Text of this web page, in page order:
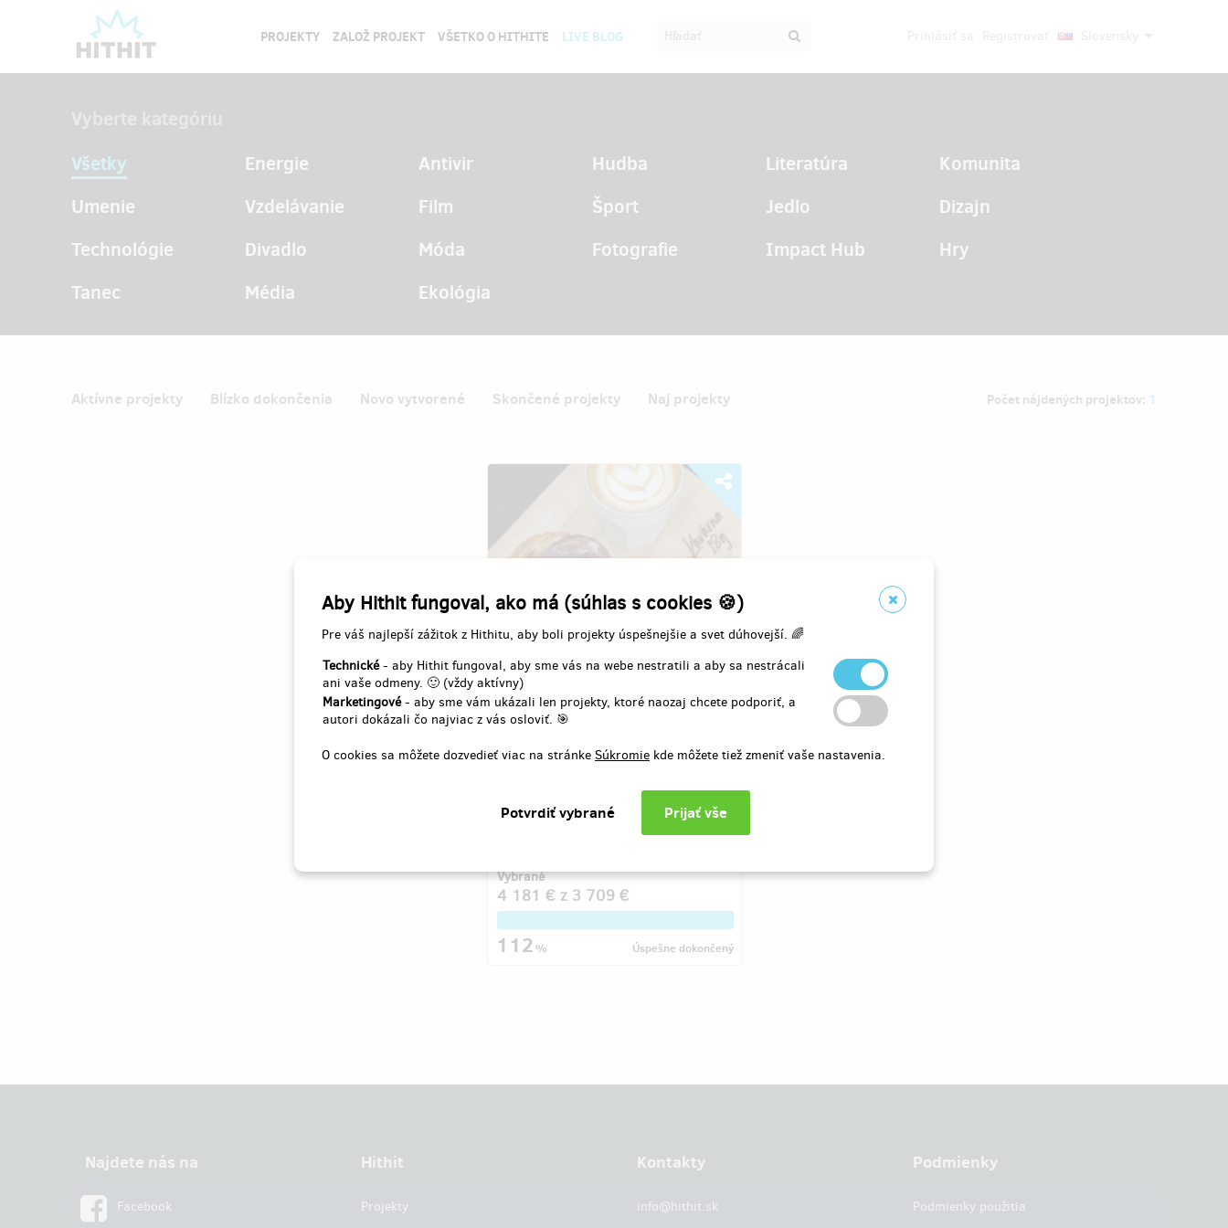
Aby Hithit fungoval, ako má (súhlas s cookies 🍪)
Pre váš najlepší zážitok z Hithitu, aby boli projekty úspešnejšie a svet dúhovejší. 🌈
Technické- aby Hithit fungoval, aby sme vás na webe nestratili a aby sa nestrácali
ani vaše odmeny. 🙂 (vždy aktívny)
Marketingové- aby sme vám ukázali len projekty, ktoré naozaj chcete podporiť, a
autori dokázali čo najviac z vás osloviť. 🎯
O cookies sa môžete dozvedieť viac na stránke Súkromie kde môžete tiež zmeniť vaše nastavenia.
PROJEKTY ZALOŽ PROJEKT VŠETKO O HITHITE LIVE BLOG
Všetky
Energie Antivir Hudba Literatúra
Komunita
Umenie
Vzdelávanie Film Šport Jedlo
Dizajn
Technológie
Divadlo Móda Fotografie Impact Hub
Hry
Tanec
Média Ekológia
Aktívne projekty Blízko dokončenia Novo vytvorené Skončené projekty Naj projekty Počet nájdených projektov: 1
Kavárna 18g v novém a větším
kabátě
Autor: Nikola Moníková
mačká v malém prostoru v pasáži, kam
Stěhujeme se do většího a potřebujeme
rekonstrukci prostoru na best place in
Mariánky na Hlavní třídě.
Vybrané
4 181 € z 3 709 €
112% Úspešne dokončený
Najdete nás na
Facebook
Hithit
Projekty
Kontakty
info@hithit.sk
Podmienky
Podmienky použitia